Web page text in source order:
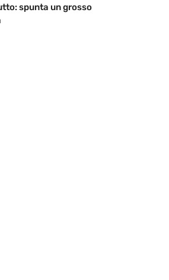
spunta un grosso